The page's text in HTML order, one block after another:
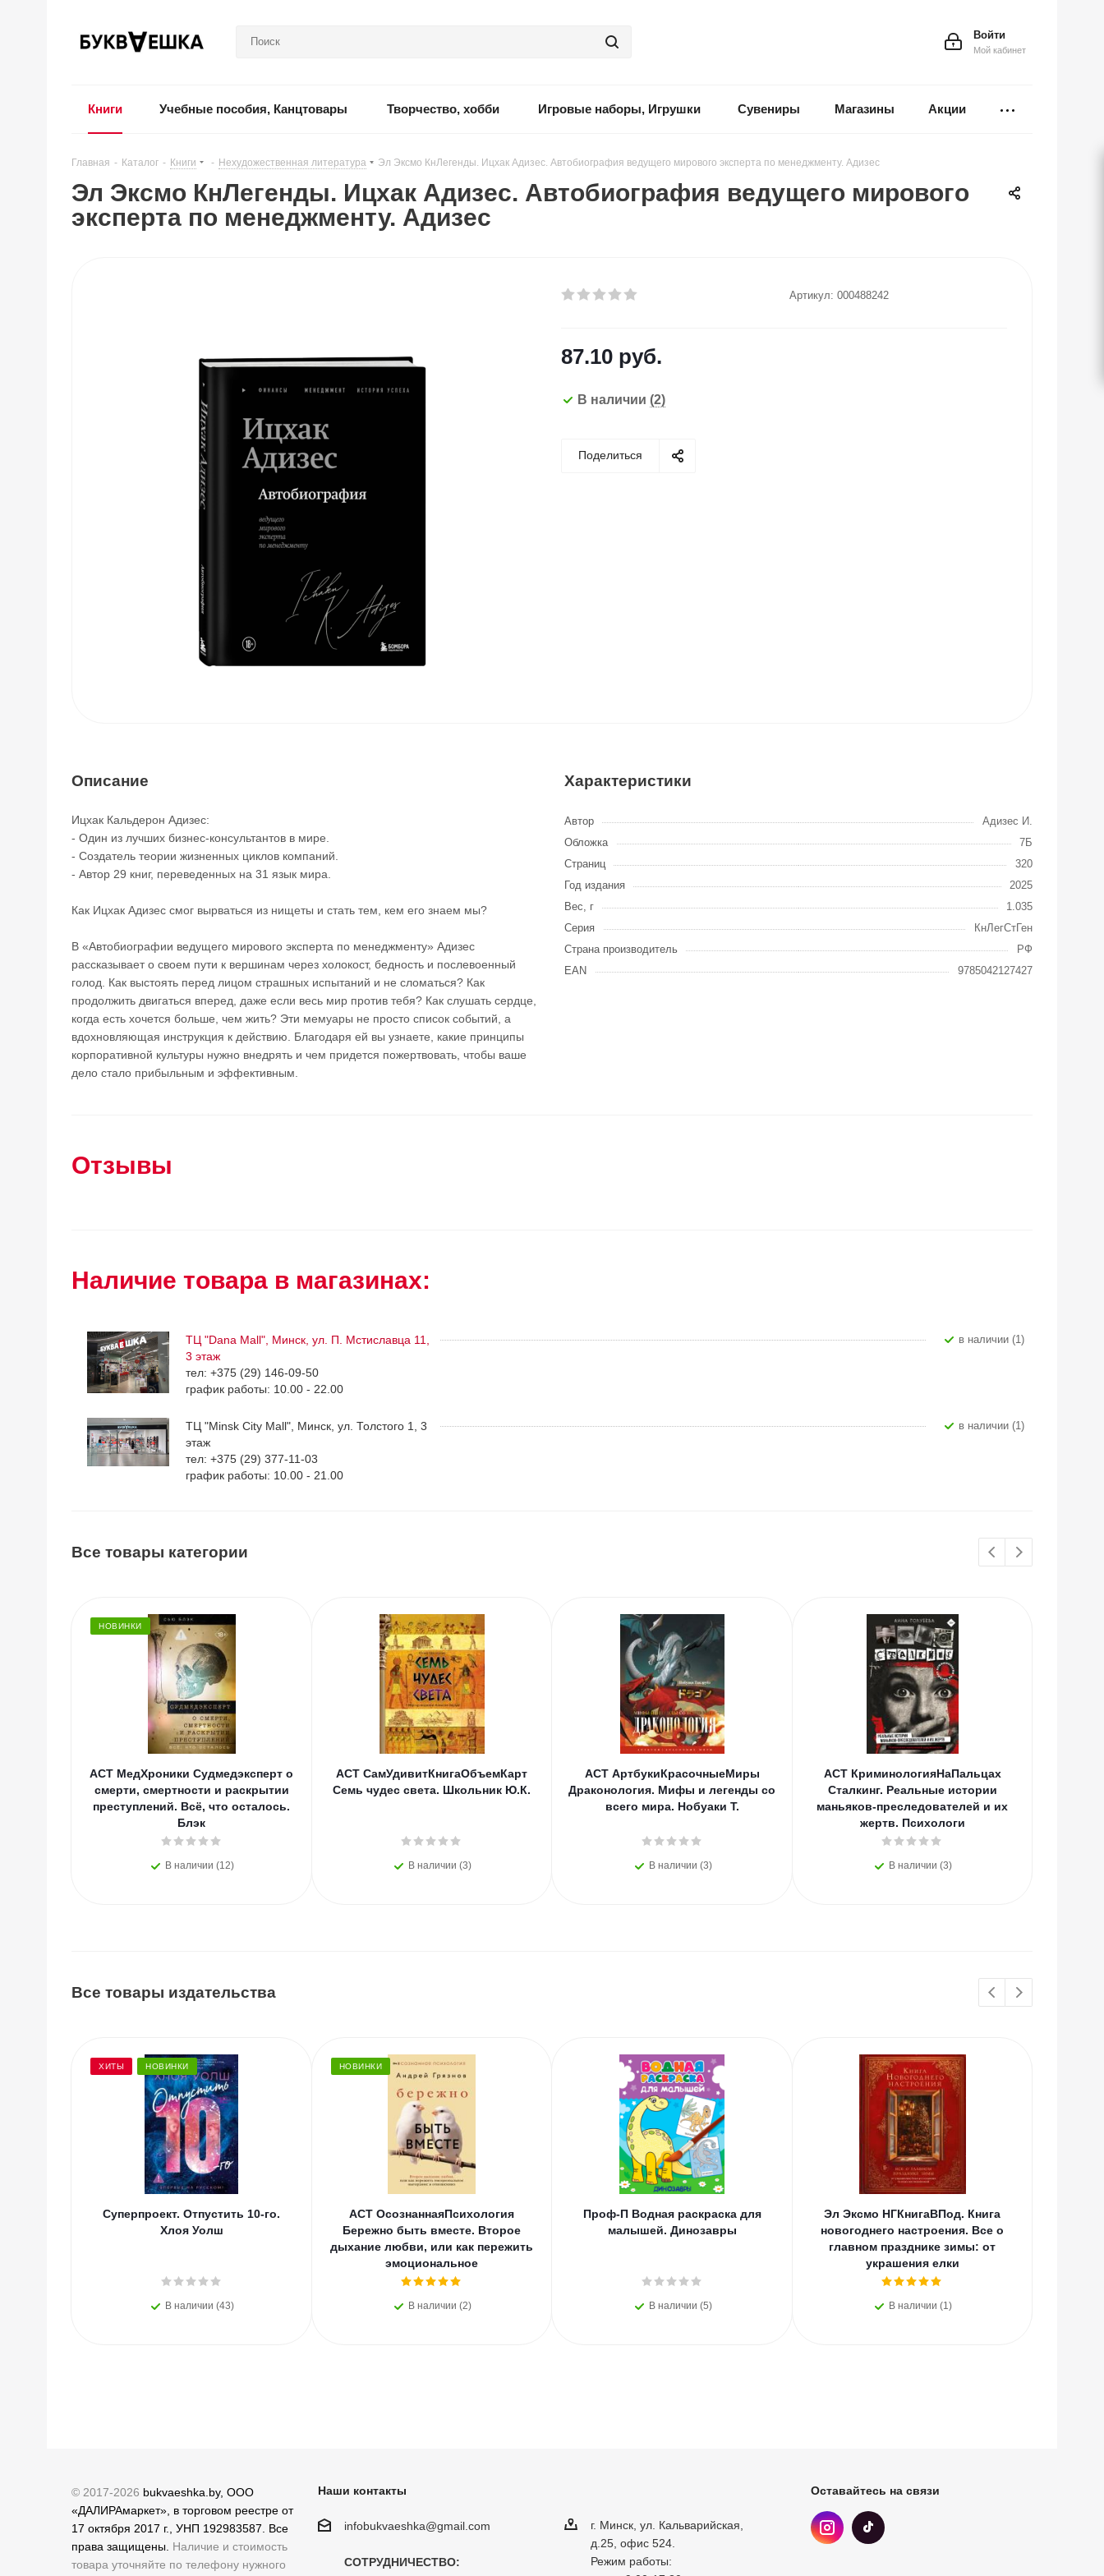
Войти
Мой кабинет
Книги Учебные пособия, Канцтовары Творчество, хобби Игровые наборы, Игрушки Сувениры Магазины Акции
Главная - Каталог - Книги - Нехудожественная литература - Эл Эксмо КнЛегенды. Ицхак Адизес. Автобиография ведущего мирового эксперта по менеджменту. Адизес
Эл Эксмо КнЛегенды. Ицхак Адизес. Автобиография ведущего мирового
эксперта по менеджменту. Адизес
Артикул: 000488242
87.10 руб.
В наличии (2)
Поделиться
Описание
Ицхак Кальдерон Адизес:
- Один из лучших бизнес-консультантов в мире.
- Создатель теории жизненных циклов компаний.
- Автор 29 книг, переведенных на 31 язык мира.
Как Ицхак Адизес смог вырваться из нищеты и стать тем, кем его знаем мы?
В «Автобиографии ведущего мирового эксперта по менеджменту» Адизес
рассказывает о своем пути к вершинам через холокост, бедность и послевоенный
голод. Как выстоять перед лицом страшных испытаний и не сломаться? Как
продолжить двигаться вперед, даже если весь мир против тебя? Как слушать сердце,
когда есть хочется больше, чем жить? Эти мемуары не просто список событий, а
вдохновляющая инструкция к действию. Благодаря ей вы узнаете, какие принципы
корпоративной культуры нужно внедрять и чем придется пожертвовать, чтобы ваше
дело стало прибыльным и эффективным.
Характеристики
Автор
Адизес И.
Обложка
7Б
Страниц
320
Год издания
2025
Вес, г
1.035
Серия
КнЛегСтГен
Страна производитель
РФ
EAN
9785042127427
Отзывы
Наличие товара в магазинах:
ТЦ "Dana Mall", Минск, ул. П. Мстиславца 11,
3 этаж
тел: +375 (29) 146-09-50
график работы: 10.00 - 22.00
В наличии (1)
ТЦ "Minsk City Mall", Минск, ул. Толстого 1, 3
этаж
тел: +375 (29) 377-11-03
график работы: 10.00 - 21.00
В наличии (1)
Все товары категории
НОВИНКИ
АСТ МедХроники Судмедэксперт о
смерти, смертности и раскрытии
преступлений. Всё, что осталось.
Блэк
В наличии (12)
АСТ СамУдивитКнигаОбъемКарт
Семь чудес света. Школьник Ю.К.
В наличии (3)
АСТ АртбукиКрасочныеМиры
Драконология. Мифы и легенды со
всего мира. Нобуаки Т.
В наличии (3)
АСТ КриминологияНаПальцах
Сталкинг. Реальные истории
маньяков-преследователей и их
жертв. Психологи
В наличии (3)
Все товары издательства
ХИТЫ НОВИНКИ
Суперпроект. Отпустить 10-го.
Хлоя Уолш
В наличии (43)
НОВИНКИ
АСТ ОсознаннаяПсихология
Бережно быть вместе. Второе
дыхание любви, или как пережить
эмоциональное
В наличии (2)
Проф-П Водная раскраска для
малышей. Динозавры
В наличии (5)
Эл Эксмо НГКнигаВПод. Книга
новогоднего настроения. Все о
главном празднике зимы: от
украшения елки
В наличии (1)
© 2017-2026 bukvaeshka.by, ООО
«ДАЛИРАмаркет», в торговом реестре от
17 октября 2017 г., УНП 192983587. Все
права защищены. Наличие и стоимость
товара уточняйте по телефону нужного
Наши контакты
infobukvaeshka@gmail.com
СОТРУДНИЧЕСТВО:
г. Минск, ул. Кальварийская,
д.25, офис 524.
Режим работы:
Оставайтесь на связи